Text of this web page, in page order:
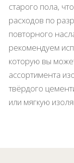
старого пола,
расходов по
повторного
рекомендуем
которую вы
ассортимента
твёрдого
или мягкую